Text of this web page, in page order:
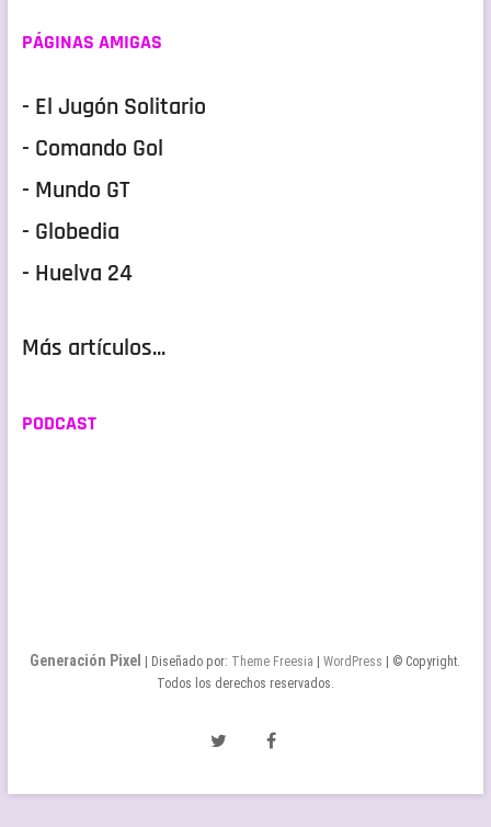
PÁGINAS AMIGAS
- El Jugón Solitario
- Comando Gol
- Mundo GT
- Globedia
- Huelva 24
Más artículos...
PODCAST
Generación Pixel | Diseñado por: Theme Freesia |WordPress | © Copyright.
Todos los derechos reservados.
TwitterFacebook